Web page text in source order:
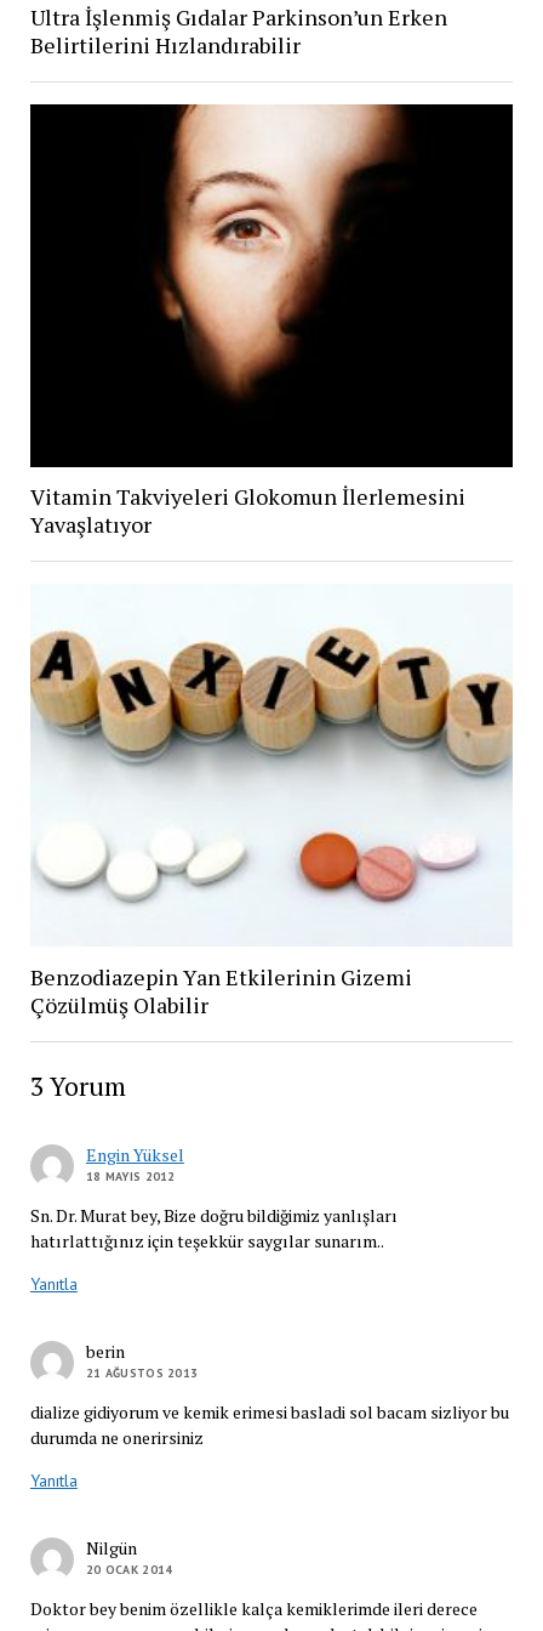
Ultra İşlenmiş Gıdalar Parkinson’un Erken
Belirtilerini Hızlandırabilir
Vitamin Takviyeleri Glokomun İlerlemesini
Yavaşlatıyor
Benzodiazepin Yan Etkilerinin Gizemi
Çözülmüş Olabilir
3 Yorum
Engin Yüksel
18 MAYIS 2012
Sn. Dr. Murat bey, Bize doğru bildiğimiz yanlışları
hatırlattığınız için teşekkür saygılar sunarım..
Yanıtla
berin
21 AĞUSTOS 2013
dialize gidiyorum ve kemik erimesi basladi sol bacam sizliyor bu
durumda ne onerirsiniz
Yanıtla
Nilgün
20 OCAK 2014
Doktor bey benim özellikle kalça kemiklerimde ileri derece